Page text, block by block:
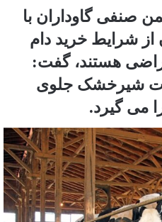
صنفی گاوداران با
از شرایط خرید دام
هستند، گفت:
شیرخشک جلوی
می گیرد.